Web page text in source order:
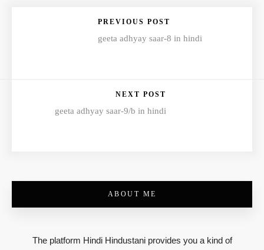
PREVIOUS POST
geeta adhyay saar-8 in hindi
NEXT POST
geeta adhyay saar-9/b in hindi
ABOUT ME
The platform Hindi Hindustani provides you a kind of